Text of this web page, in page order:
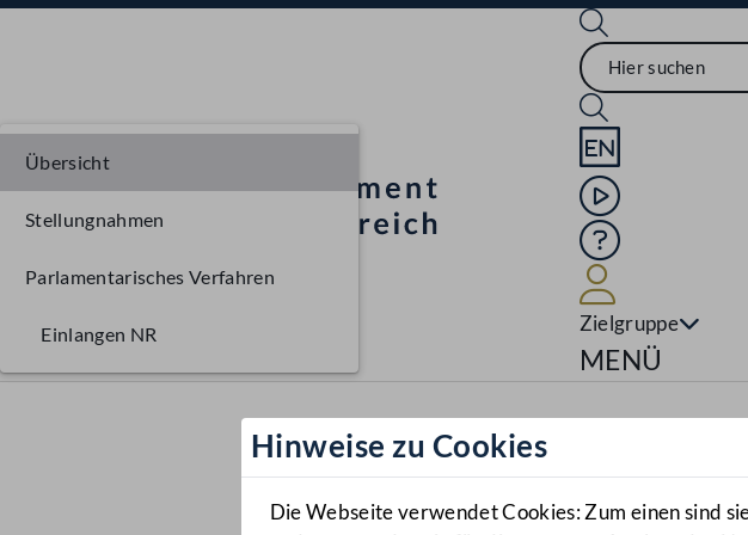
Sprache English
Mediathek
Hilfe
Zielgruppe
MENÜ
Hinweise zu Cookies
Die Webseite verwendet Cookies: Zum einen sind
Übersicht
Stellungnahmen
Parlamentarisches Verfahren
Einlangen NR